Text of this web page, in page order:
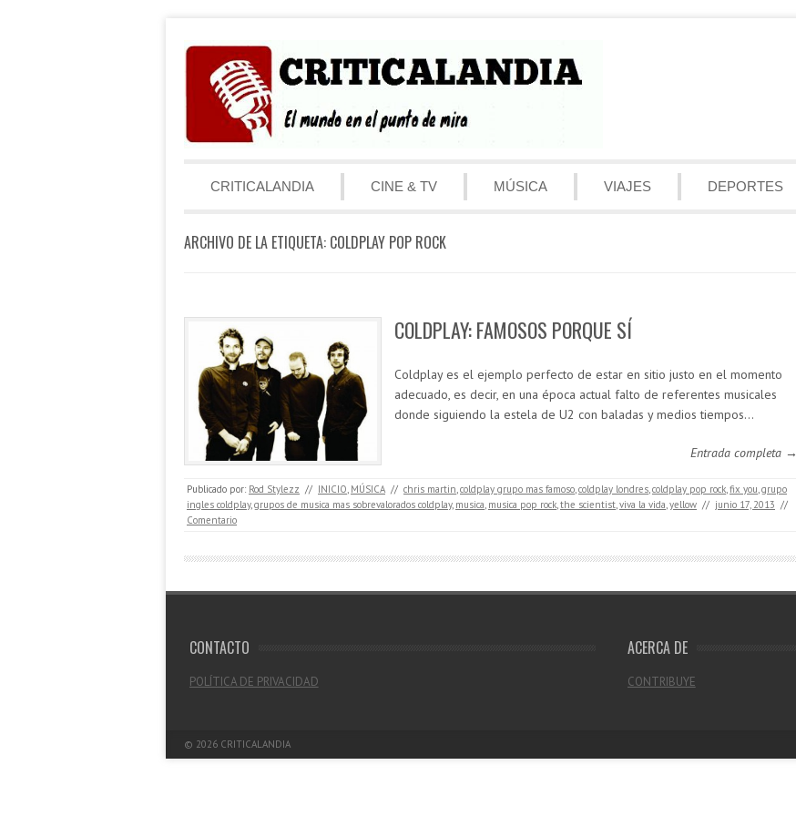
Menú
CRITICALANDIA
CINE & TV MÚSICA VIAJES DEPORTES
ARCHIVO DE LA ETIQUETA: COLDPLAY POP ROCK
COLDPLAY: FAMOSOS PORQUE SÍ
Coldplay es el ejemplo perfecto de estar en sitio justo en el momento
adecuado, es decir, en una época actual falto de referentes musicales
donde siguiendo la estela de U2 con baladas y medios tiempos…
Entrada completa →
Publicado por: Rod Stylezz // INICIO MÚSICA // chris martin coldplay grupo mas famoso coldplay londres coldplay pop rock fix you grupo
ingles coldplay, grupos de musica mas sobrevalorados coldplay, musica musica pop rock the scientist viva la vida yellow // junio 17, 2013 //
Comentario
CONTACTO
POLÍTICA DE PRIVACIDAD
ACERCA DE
CONTRIBUYE
© 2026 CRITICALANDIA